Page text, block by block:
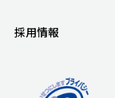
採用情報